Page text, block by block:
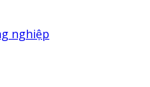
nghiệp